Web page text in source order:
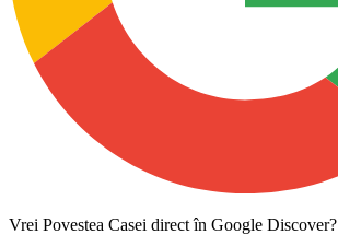
Vrei Povestea Casei direct în Google Discover?